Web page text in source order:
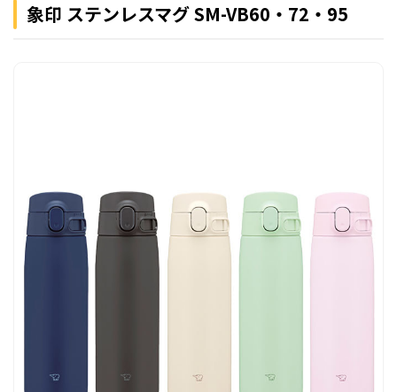
象印 ステンレスマグ SM-VB60・72・95